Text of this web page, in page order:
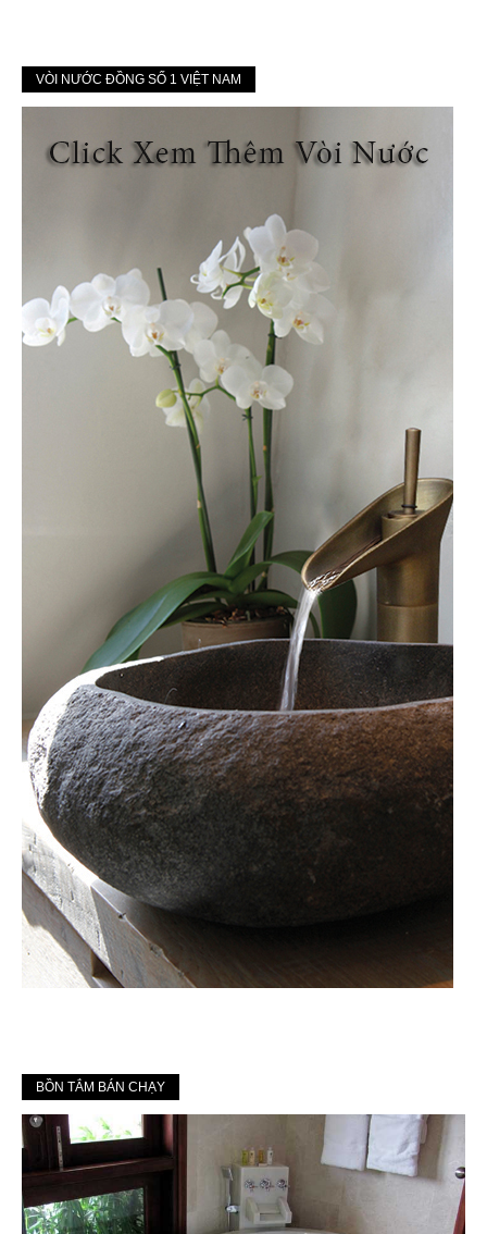
VÒI NƯỚC ĐỒNG SỐ 1 VIỆT NAM
BỒN TẮM BÁN CHẠY